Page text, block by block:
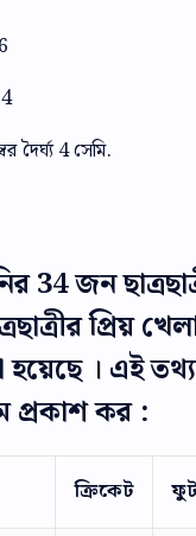
4
দৈর্ঘ্য 4 সেমি.
34 জন
প্রিয়
। এই তথ্য
প্রকাশ কর :
ক্রিকেট